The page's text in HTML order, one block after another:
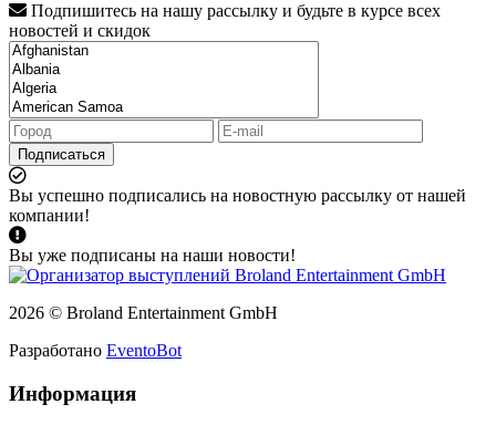
Подпишитесь на нашу рассылку и будьте в курсе всех
новостей и скидок
Подписаться
Вы успешно подписались на новостную рассылку от нашей
компании!
Вы уже подписаны на наши новости!
2026 © Broland Entertainment GmbH
Разработано EventoBot
Информация